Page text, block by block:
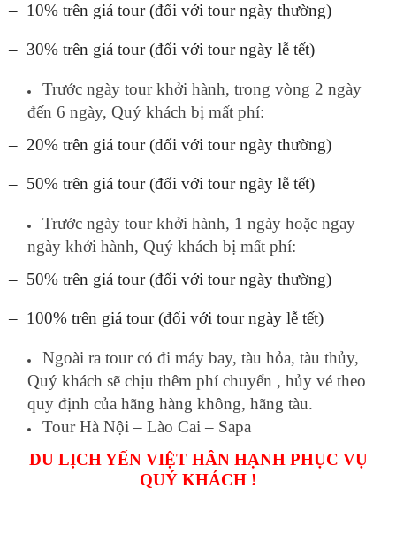
– 10% trên giá tour (đối với tour ngày thường)
– 30% trên giá tour (đối với tour ngày lễ tết)
Trước ngày tour khởi hành, trong vòng 2 ngày
đến 6 ngày, Quý khách bị mất phí:
– 20% trên giá tour (đối với tour ngày thường)
– 50% trên giá tour (đối với tour ngày lễ tết)
Trước ngày tour khởi hành, 1 ngày hoặc ngay
ngày khởi hành, Quý khách bị mất phí:
– 50% trên giá tour (đối với tour ngày thường)
– 100% trên giá tour (đối với tour ngày lễ tết)
Ngoài ra tour có đi máy bay, tàu hỏa, tàu thủy,
Quý khách sẽ chịu thêm phí chuyển , hủy vé theo
quy định của hãng hàng không, hãng tàu.
Tour Hà Nội – Lào Cai – Sapa
DU LỊCH YẾN VIỆT HÂN HẠNH PHỤC VỤ
QUÝ KHÁCH !